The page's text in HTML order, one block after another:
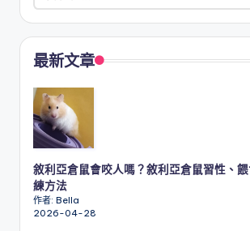
最新文章
敘利亞倉鼠會咬人嗎？敘利亞倉鼠習性、
練方法
作者: Bella
2026-04-28